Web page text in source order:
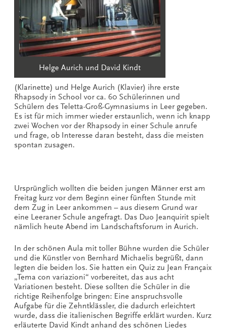
Helge Aurich und David Kindt
(Klarinette) und Helge Aurich (Klavier) ihre erste
Rhapsody in School vor ca. 60 Schülerinnen und
Schülern des Teletta-Groß-Gymnasiums in Leer gegeben.
Es ist für mich immer wieder erstaunlich, wenn ich knapp
zwei Wochen vor der Rhapsody in einer Schule anrufe
und frage, ob Interesse daran besteht, dass die meisten
spontan zusagen.
Ursprünglich wollten die beiden jungen Männer erst am
Freitag kurz vor dem Beginn einer fünften Stunde mit
dem Zug in Leer ankommen – aus diesem Grund war
eine Leeraner Schule angefragt. Das Duo Jeanquirit spielt
nämlich heute Abend im Landschaftsforum in Aurich.
In der schönen Aula mit toller Bühne wurden die Schüler
und die Künstler von Bernhard Michaelis begrüßt, dann
legten die beiden los. Sie hatten ein Quiz zu Jean Françaix
„Tema con variazioni“ vorbereitet, das aus acht
Variationen besteht. Diese sollten die Schüler in die
richtige Reihenfolge bringen: Eine anspruchsvolle
Aufgabe für die Zehntklässler, die dadurch erleichtert
wurde, dass die italienischen Begriffe erklärt wurden. Kurz
erläuterte David Kindt anhand des schönen Liedes